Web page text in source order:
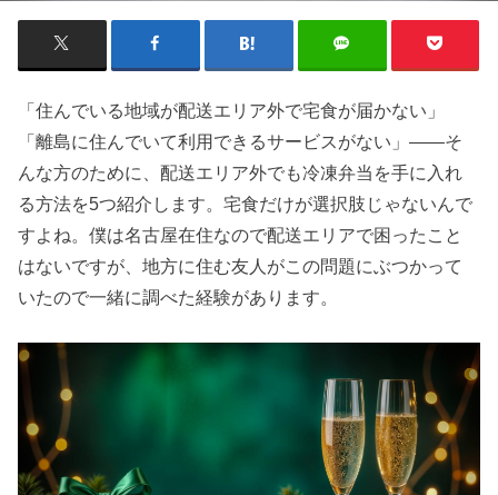
「住んでいる地域が配送エリア外で宅食が届かない」
「離島に住んでいて利用できるサービスがない」——そ
んな方のために、配送エリア外でも冷凍弁当を手に入れ
る方法を5つ紹介します。宅食だけが選択肢じゃないんで
すよね。僕は名古屋在住なので配送エリアで困ったこと
はないですが、地方に住む友人がこの問題にぶつかって
いたので一緒に調べた経験があります。